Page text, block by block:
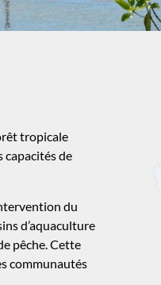
tropicale
capacités de
du
d’aquaculture
pêche. Cette
communautés